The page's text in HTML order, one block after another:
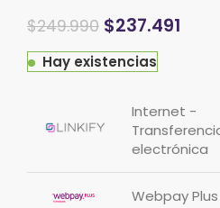
El
original
$249.990El
actual
$237.491
Hay existencias
Internet -
electrónica
Webpay Plus